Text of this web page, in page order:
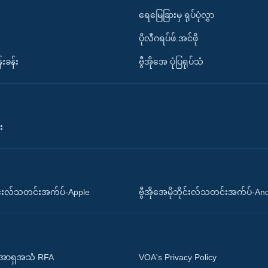
ခန်း
ရေမြေခြားမှ ရုပ်ပုံလွှာ
ပိုလီဂရပ်ဖ်.အင်ဖို
ဗွီအိုအေ ပုံပြရုပ်သံ
လ်သတင်းအက်ပ်-Apple ဗွီအိုအေမိုဘိုင်းလ်သတင်းအက်ပ်-
ရှအသံ RFA VOA's Privacy Policy